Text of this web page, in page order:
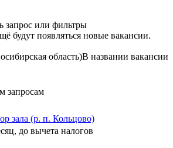
запрос или фильтры
будут появляться новые вакансии.
область)В названии вакансии
запросам
зала (р. п. Кольцово)
до вычета налогов